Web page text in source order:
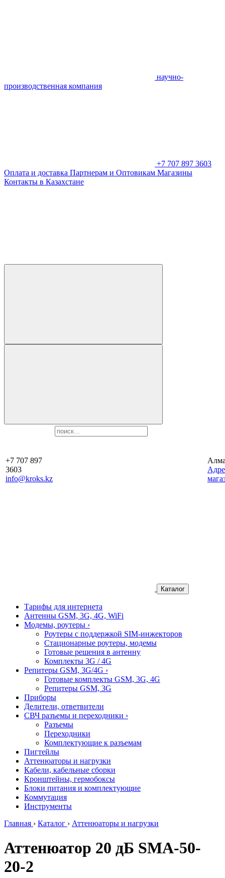
научно-
производственная компания
+7 707 897 3603
Оплата и доставка Партнерам и Оптовикам Магазины
Контакты в Казахстане
+7 707 897
3603
info@kroks.kz
Каталог
Тарифы для интернета
Антенны GSM, 3G, 4G, WiFi
Модемы, роутеры ›
Роутеры с поддержкой SIM-инжекторов
Стационарные роутеры, модемы
Готовые решения в антенну
Комплекты 3G / 4G
Репитеры GSM, 3G/4G ›
Готовые комплекты GSM, 3G, 4G
Репитеры GSM, 3G
Приборы
Делители, ответвители
СВЧ разъемы и переходники ›
Разъемы
Переходники
Комплектующие к разъемам
Пигтейлы
Аттенюаторы и нагрузки
Кабели, кабельные сборки
Кронштейны, гермобоксы
Блоки питания и комплектующие
Коммутация
Инструменты
Главная › Каталог › Аттенюаторы и нагрузки
Аттенюатор 20 дБ SMA-50-
20-2